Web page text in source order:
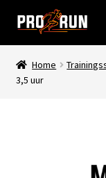
door
naar
navigatie
naar
de
inhoud
Home
3,5 uur